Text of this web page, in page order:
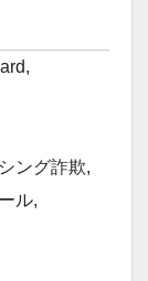
,
ング詐欺,
ル,